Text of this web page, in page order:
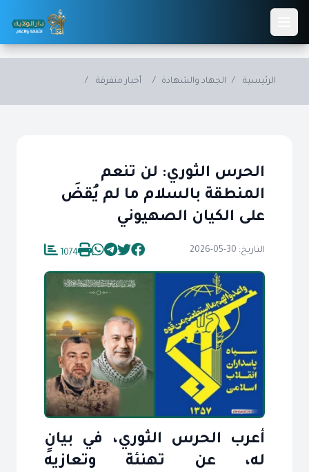
Skip to main content
الرئيسية / الجهاد والشهادة / أخبار متفرقة /
الحرس الثوري: لن تنعم
المنطقة بالسلام ما لم يُقضَ
على الكيان الصهيوني
التاريخ: 30-05-2026 1074
أعرب الحرس الثوري، في بيانٍ
له، عن تهنئة وتعازيه